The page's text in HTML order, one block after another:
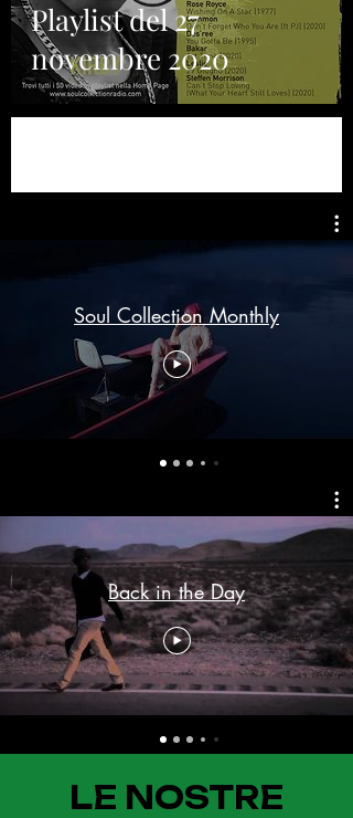
Playlist del 27
novembre 2020
Soul Collection Monthly
Back in the Day
LE NOSTRE